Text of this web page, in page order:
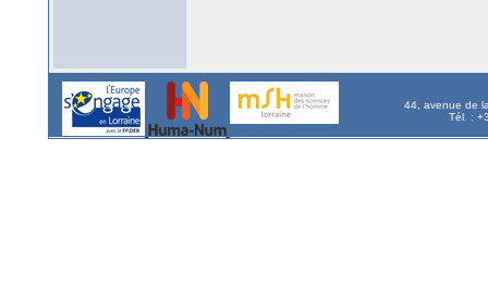
44, avenue de
Tél. :